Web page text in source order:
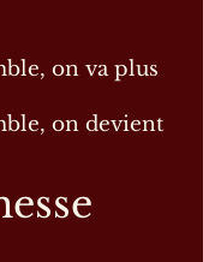
on va plus
on devient